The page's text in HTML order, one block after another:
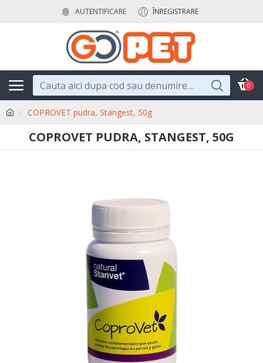
AUTENTIFICARE ÎNREGISTRARE
0
COPROVET pudra, Stangest, 50g
COPROVET PUDRA, STANGEST, 50G